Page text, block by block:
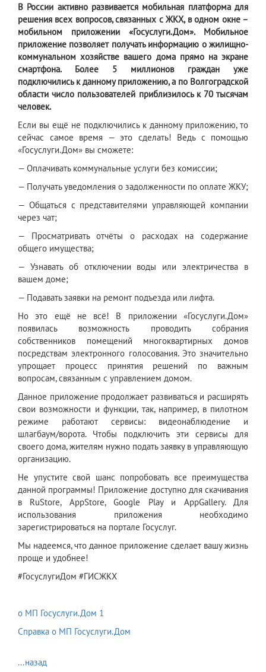
В России активно развивается мобильная платформа для
решения всех вопросов, связанных с ЖКХ, в одном окне –
мобильном приложении «Госуслуги.Дом». Мобильное
приложение позволяет получать информацию о жилищно-
коммунальном хозяйстве вашего дома прямо на экране
смартфона. Более 5 миллионов граждан уже
подключились к данному приложению, а по Волгоградской
области число пользователей приблизилось к 70 тысячам
человек.
Если вы ещё не подключились к данному приложению, то
сейчас самое время — это сделать! Ведь с помощью
«Госуслуги.Дом» вы сможете:
— Оплачивать коммунальные услуги без комиссии;
— Получать уведомления о задолженности по оплате ЖКУ;
— Общаться с представителями управляющей компании
через чат;
— Просматривать отчёты о расходах на содержание
общего имущества;
— Узнавать об отключении воды или электричества в
вашем доме;
— Подавать заявки на ремонт подъезда или лифта.
Но это ещё не всё! В приложении «Госуслуги.Дом»
появилась возможность проводить собрания
собственников помещений многоквартирных домов
посредствам электронного голосования. Это значительно
упрощает процесс принятия решений по важным
вопросам, связанным с управлением домом.
Данное приложение продолжает развиваться и расширять
свои возможности и функции, так, например, в пилотном
режиме работают сервисы: видеонаблюдение и
шлагбаум/ворота. Чтобы подключить эти сервисы для
своего дома, жителям нужно подать заявку в управляющую
организацию.
Не упустите свой шанс попробовать все преимущества
данной программы! Приложение доступно для скачивания
в RuStore, AppStore, Google Play и AppGallery. Для
использования приложения необходимо
зарегистрироваться на портале Госуслуг.
Мы надеемся, что данное приложение сделает вашу жизнь
проще и удобнее!
#ГосуслугиДом #ГИСЖКХ
о МП Госуслуги.Дом 1
Справка о МП Госуслуги.Дом
...назад